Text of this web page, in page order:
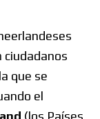
ciudadanos
que se
el